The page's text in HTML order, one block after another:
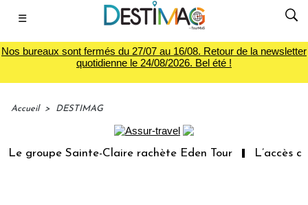
☰
Nos bureaux sont fermés du 27/07 au 16/08. Retour de la newsletter
quotidienne le 24/08/2026. Bel été !
Accueil > DESTIMAG
groupe Sainte-Claire rachète Eden Tour L’accès